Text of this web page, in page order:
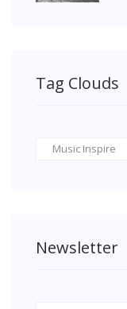
Tag Clouds
Music Inspire
Newsletter